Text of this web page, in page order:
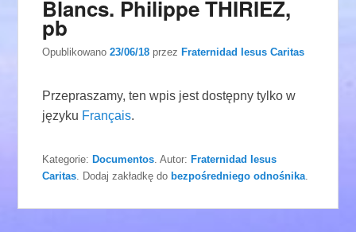
Blancs. Philippe THIRIEZ,
pb
Opublikowano23/06/18 przezFraternidad Iesus Caritas
Przepraszamy, ten wpis jest dostępny tylko w
języku Français.
Kategorie:Documentos . Autor:Fraternidad Iesus
Caritas . Dodaj zakładkę do bezpośredniego odnośnika